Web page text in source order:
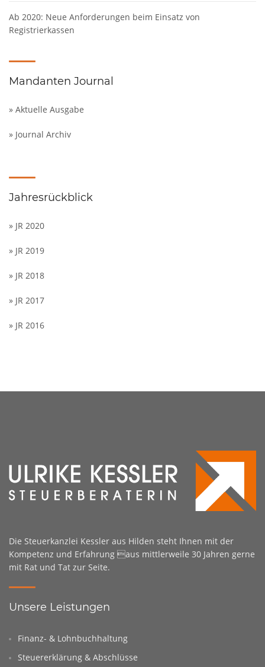
Ab 2020: Neue Anforderungen beim Einsatz von
Registrierkassen
Mandanten Journal
» Aktuelle Ausgabe
» Journal Archiv
Jahresrückblick
» JR 2020
» JR 2019
» JR 2018
» JR 2017
» JR 2016
Die Steuerkanzlei Kessler aus Hilden steht Ihnen mit der
Kompetenz und Erfahrung aus mittlerweile 30 Jahren gerne
mit Rat und Tat zur Seite.
Unsere Leistungen
Finanz- & Lohnbuchhaltung
Steuererklärung & Abschlüsse